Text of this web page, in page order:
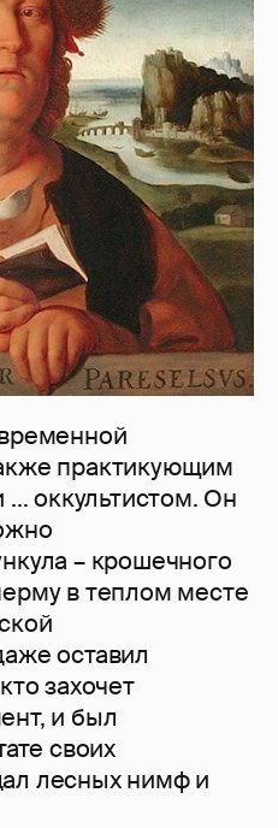
практикующим
оккультистом. Он
– крошечного
в теплом месте
оставил
захочет
и был
своих
лесных нимф и